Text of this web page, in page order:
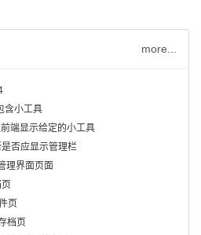
more...
含小工具
端显示给定的小工具
否应显示管理栏
理界面页面
页
档页